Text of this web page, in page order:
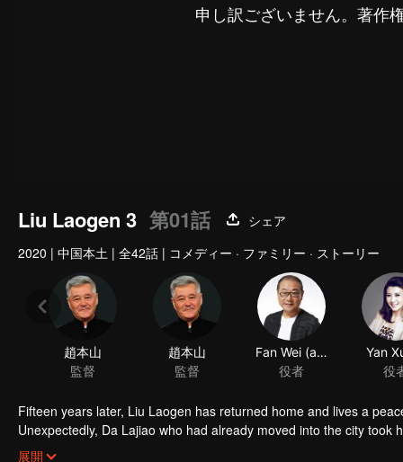
申し訳ございません。著作
Liu Laogen 3 第01話
シェア
2020 | 中国本土 | 全42話 | コメディー · ファミリー · ストーリー
趙本山
監督
趙本山
監督
Fan Wei (actor)
役者
Yan
役
Fifteen years later, Liu Laogen has returned home and lives a
Unexpectedly, Da Lajiao who had already moved into the city
arrange a place in the villa. Liu Laogen also took this opportunity
展開